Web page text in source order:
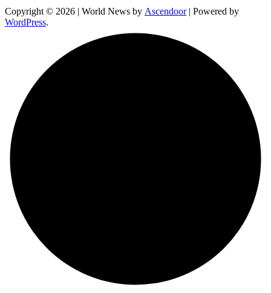
Copyright © 2026 | World News by Ascendoor| Powered by
WordPress.